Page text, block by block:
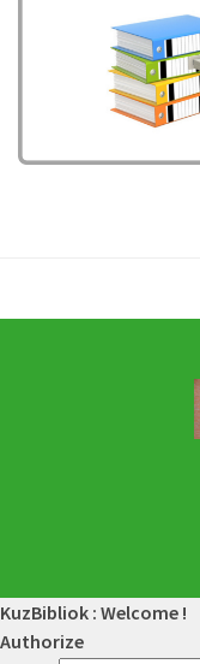
KuzBibliok : Welcome !
Authorize